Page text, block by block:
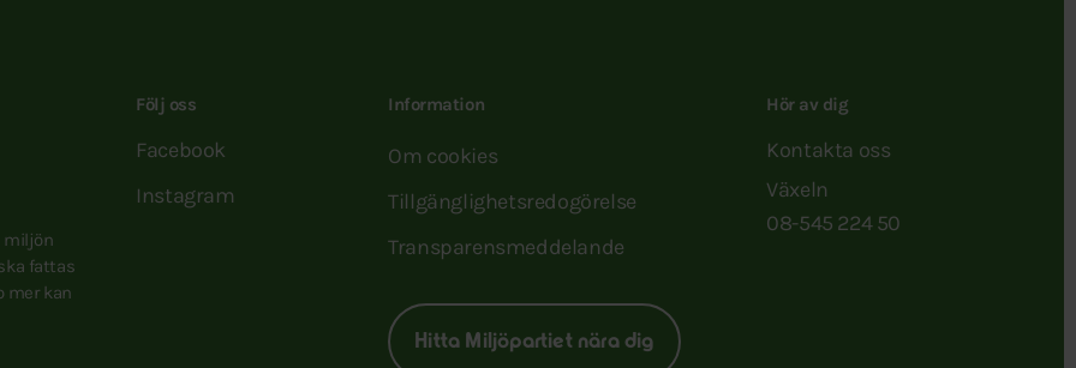
miljön
fattas
mer kan
Följ oss
Facebook
Instagram
Information
Om cookies
Tillgänglighetsredogörelse
Transparensmeddelande
Hitta Miljöpartiet nära dig
Hör av dig
Kontakta oss
Växeln
08-545 224 50